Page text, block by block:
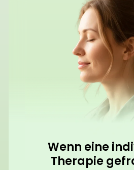
Wenn eine
Therapie